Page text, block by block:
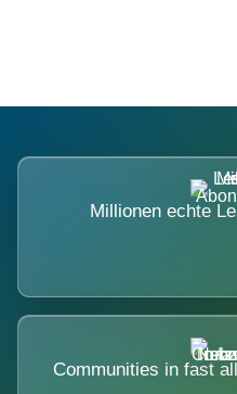
Millionen echte
Communities in fast